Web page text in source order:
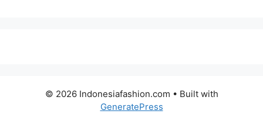
© 2026 Indonesiafashion.com • Built with
GeneratePress